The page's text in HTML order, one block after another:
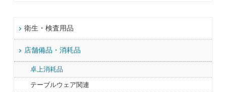
衛生・検査用品
店舗備品・消耗品
卓上消耗品
テーブルウェア関連